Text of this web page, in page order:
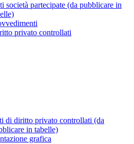
società partecipate (da pubblicare in
privato controllati
di diritto privato controllati (da
in tabelle)
grafica